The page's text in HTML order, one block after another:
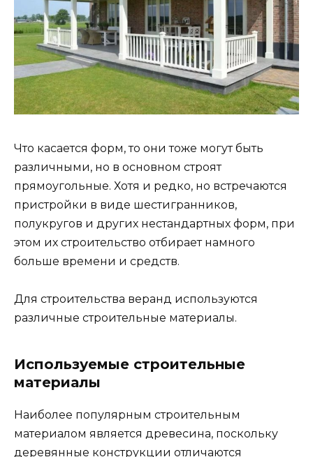
Что касается форм, то они тоже могут быть
различными, но в основном строят
прямоугольные. Хотя и редко, но встречаются
пристройки в виде шестигранников,
полукругов и других нестандартных форм, при
этом их строительство отбирает намного
больше времени и средств.
Для строительства веранд используются
различные строительные материалы.
Используемые строительные
материалы
Наиболее популярным строительным
материалом является древесина, поскольку
деревянные конструкции отличаются